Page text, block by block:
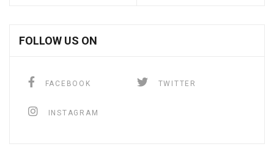
FOLLOW US ON
FACEBOOK TWITTER
INSTAGRAM